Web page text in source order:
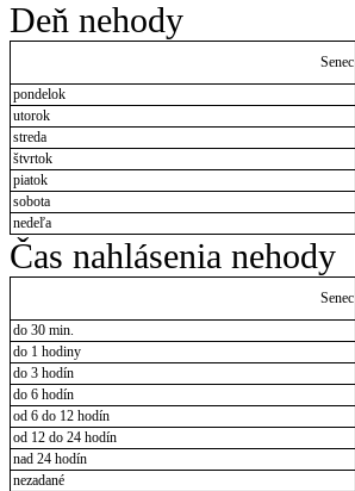
Deň nehody
Senec
pondelok
utorok
streda
štvrtok
piatok
sobota
nedeľa
Čas nahlásenia nehody
Senec
do 30 min.
do 1 hodiny
do 3 hodín
do 6 hodín
od 6 do 12 hodín
od 12 do 24 hodín
nad 24 hodín
nezadané